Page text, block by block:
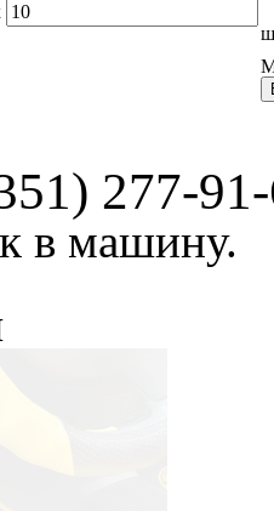
277-
в машину.